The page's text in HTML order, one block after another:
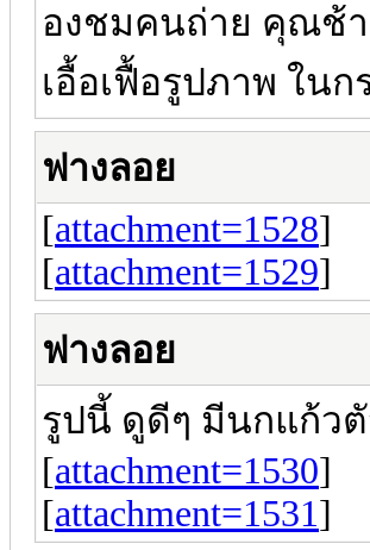
องชมคนถ่าย คุณช้า
เอื้อเฟื้อรูปภาพ ในก
ฟางลอย
[attachment=1528]
[attachment=1529]
ฟางลอย
รูปนี้ ดูดีๆ มีนกแก้ว
[attachment=1530]
[attachment=1531]